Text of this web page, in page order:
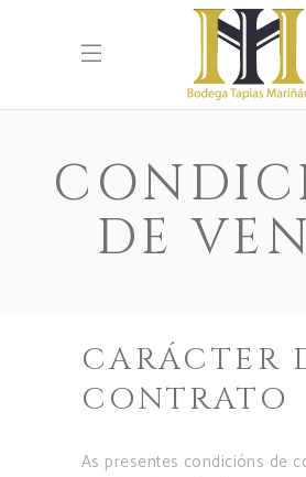
DE
CARÁCTER
CONTRATO
As presentes condicións de